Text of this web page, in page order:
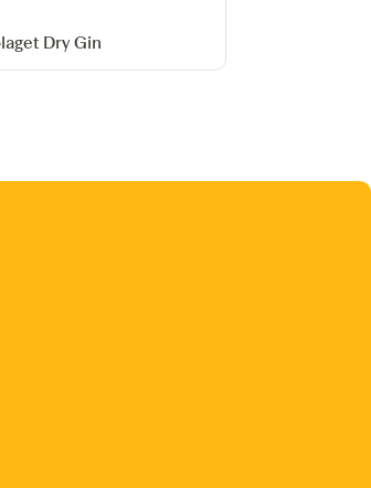
Dry Gin